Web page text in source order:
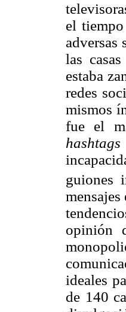
el
adversas
las
estaba
redes
mismos
fue el
hashtags
guiones
opinión
ideales
de 140